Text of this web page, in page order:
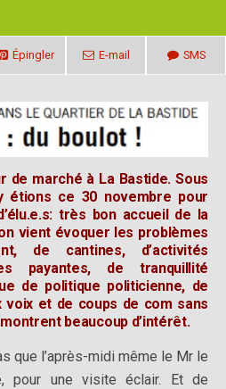
Épingler E-mail SMS
de marché à La Bastide. Sous
étions ce 30 novembre pour
très bon accueil de la
vient évoquer les problèmes
de cantines, d’activités
payantes, de tranquillité
de politique politicienne, de
et de coups de com sans
beaucoup d’intérêt.
que l’après-midi même le Mr le
pour une visite éclair. Et de